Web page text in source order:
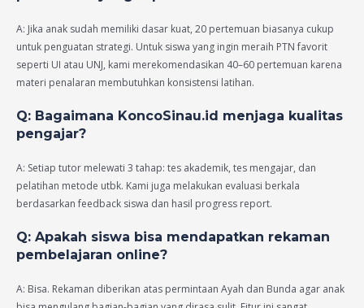
A: Jika anak sudah memiliki dasar kuat, 20 pertemuan biasanya cukup
untuk penguatan strategi. Untuk siswa yang ingin meraih PTN favorit
seperti UI atau UNJ, kami merekomendasikan 40–60 pertemuan karena
materi penalaran membutuhkan konsistensi latihan.
Q: Bagaimana KoncoSinau.id menjaga kualitas
pengajar?
A: Setiap tutor melewati 3 tahap: tes akademik, tes mengajar, dan
pelatihan metode utbk. Kami juga melakukan evaluasi berkala
berdasarkan feedback siswa dan hasil progress report.
Q: Apakah siswa bisa mendapatkan rekaman
pembelajaran online?
A: Bisa. Rekaman diberikan atas permintaan Ayah dan Bunda agar anak